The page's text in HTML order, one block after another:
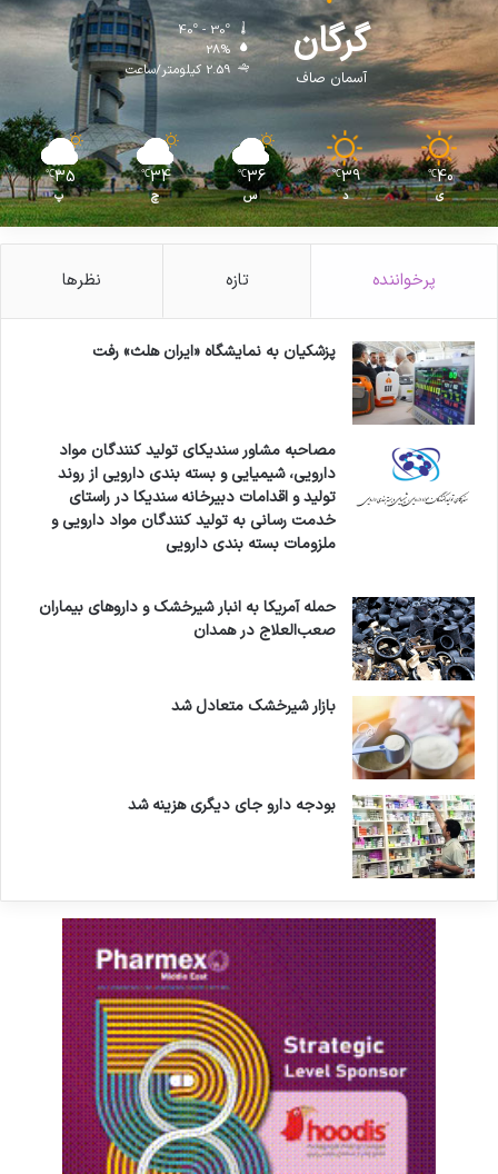
گرگان
آسمان صاف
40º - 30º
28%
2.59 کیلومتر/ساعت
40
℃
ی
39
℃
د
36
℃
س
34
℃
چ
35
℃
پ
پرخواننده تازه نظرها
پزشکیان به نمایشگاه «ایران هلث» رفت
مصاحبه مشاور سندیکای تولید کنندگان مواد
دارویی، شیمیایی و بسته بندی دارویی از روند
تولید و اقدامات دبیرخانه سندیکا در راستای
خدمت رسانی به تولید کنندگان مواد دارویی و
ملزومات بسته بندی دارویی
حمله آمریکا به انبار شیرخشک و داروهای بیماران
صعب‌العلاج در همدان
بازار شیرخشک متعادل شد
بودجه دارو جای دیگری هزینه شد